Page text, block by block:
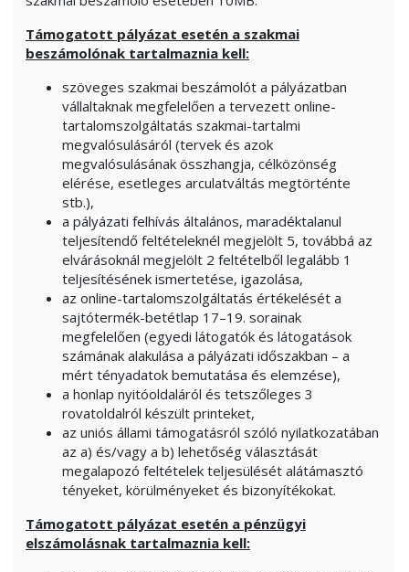
Támogatott pályázat esetén a szakmai
beszámolónak tartalmaznia kell:
szöveges szakmai beszámolót a pályázatban
vállaltaknak megfelelően a tervezett online-
tartalomszolgáltatás szakmai-tartalmi
megvalósulásáról (tervek és azok
megvalósulásának összhangja, célközönség
elérése, esetleges arculatváltás megtörténte
stb.),
a pályázati felhívás általános, maradéktalanul
teljesítendő feltételeknél megjelölt 5, továbbá az
elvárásoknál megjelölt 2 feltételből legalább 1
teljesítésének ismertetése, igazolása,
az online-tartalomszolgáltatás értékelését a
sajtótermék-betétlap 17–19. sorainak
megfelelően (egyedi látogatók és látogatások
számának alakulása a pályázati időszakban – a
mért tényadatok bemutatása és elemzése),
a honlap nyitóoldaláról és tetszőleges 3
rovatoldalról készült printeket,
az uniós állami támogatásról szóló nyilatkozatában
az a) és/vagy a b) lehetőség választását
megalapozó feltételek teljesülését alátámasztó
tényeket, körülményeket és bizonyítékokat.
Támogatott pályázat esetén a pénzügyi
elszámolásnak tartalmaznia kell: